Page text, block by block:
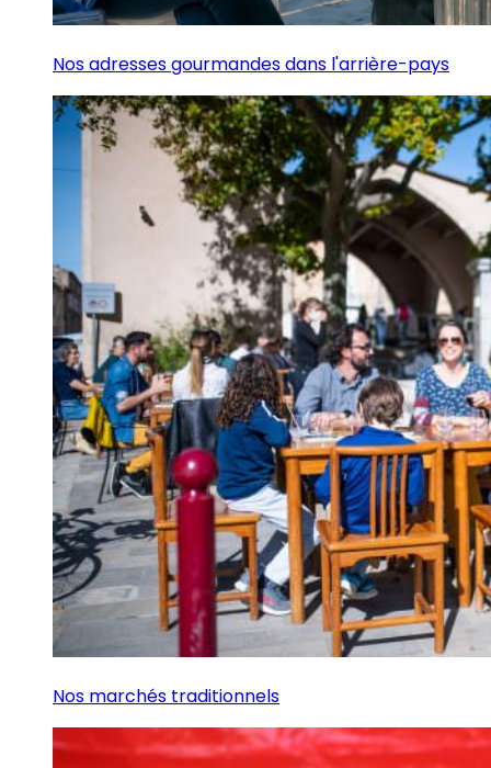
Nos adresses gourmandes dans l'arrière-pays
Nos marchés traditionnels